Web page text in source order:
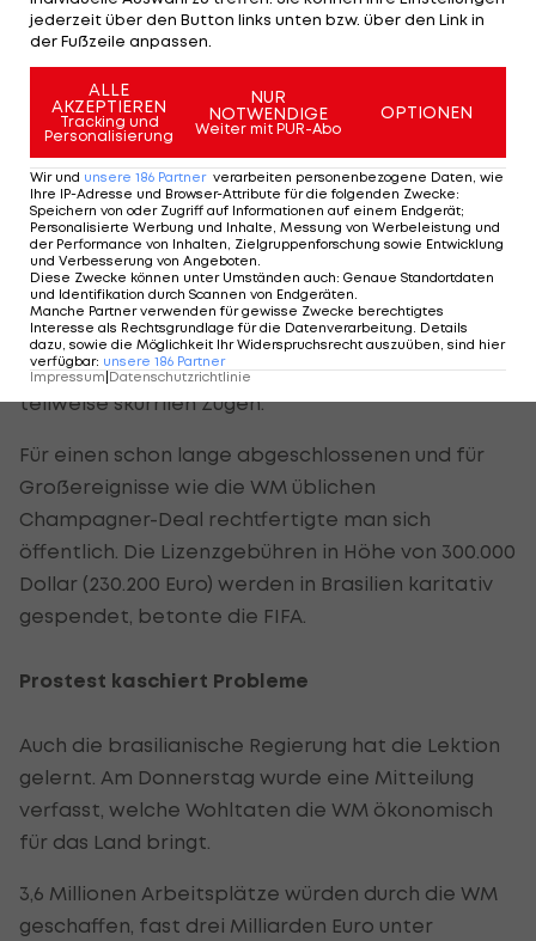
wurde der Weltverband reflexartig an den
"Wir müssen das Bild und die Wahrnehmung in der
Welt verändern, was die FIFA ist und was die FIFA
macht", sagte Valcke. Sein Chef Blatter leistete
mit seinen unsensiblen Statements zu den
Demonstrationen sicherlich nicht den ersten
Beitrag dazu.
Doch die FIFA-Maschine für eine neue
Außendarstellung lief schon an. Und das mit
teilweise skurrilen Zügen.
Für einen schon lange abgeschlossenen und für
Großereignisse wie die WM üblichen
Champagner-Deal rechtfertigte man sich
öffentlich. Die Lizenzgebühren in Höhe von 300.000
Dollar (230.200 Euro) werden in Brasilien karitativ
gespendet, betonte die FIFA.
Prostest kaschiert Probleme
Auch die brasilianische Regierung hat die Lektion
gelernt. Am Donnerstag wurde eine Mitteilung
verfasst, welche Wohltaten die WM ökonomisch
für das Land bringt.
3,6 Millionen Arbeitsplätze würden durch die WM
geschaffen, fast drei Milliarden Euro unter
jederzeit über den Button links unten bzw. über den Link in
der Fußzeile anpassen.
ALLE
AKZEPTIEREN
Tracking und
Personalisierung
NUR
NOTWENDIGE
Weiter mit PUR-Abo
OPTIONEN
Wir und unsere 186 Partner verarbeiten personenbezogene Daten, wie
Ihre IP-Adresse und Browser-Attribute für die folgenden Zwecke:
Speichern von oder Zugriff auf Informationen auf einem Endgerät;
Personalisierte Werbung und Inhalte, Messung von Werbeleistung und
der Performance von Inhalten, Zielgruppenforschung sowie Entwicklung
und Verbesserung von Angeboten.
Diese Zwecke können unter Umständen auch: Genaue Standortdaten
und Identifikation durch Scannen von Endgeräten.
Manche Partner verwenden für gewisse Zwecke berechtigtes
Interesse als Rechtsgrundlage für die Datenverarbeitung. Details
dazu, sowie die Möglichkeit Ihr Widerspruchsrecht auszuüben, sind hier
verfügbar: unsere 186 Partner
Impressum Datenschutzrichtlinie